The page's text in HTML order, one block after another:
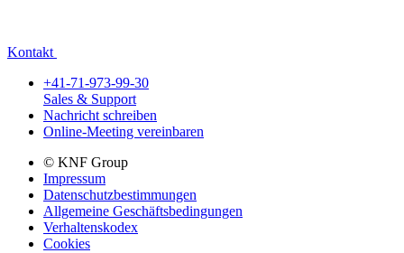
Kontakt
+41-71-973-99-30
Sales & Support
Nachricht schreiben
Online-Meeting vereinbaren
© KNF Group
Impressum
Datenschutzbestimmungen
Allgemeine Geschäftsbedingungen
Verhaltenskodex
Cookies